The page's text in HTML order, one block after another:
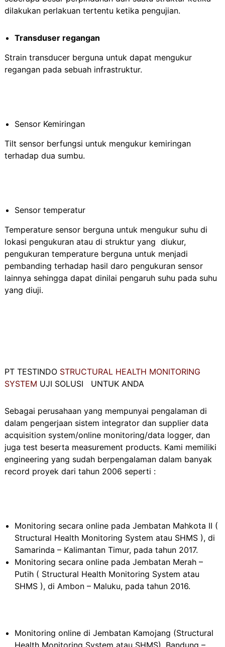
dilakukan perlakuan tertentu ketika pengujian.
Transduser regangan
Strain transducer berguna untuk dapat mengukur
regangan pada sebuah infrastruktur.
Sensor Kemiringan
Tilt sensor berfungsi untuk mengukur kemiringan
terhadap dua sumbu.
Sensor temperatur
Temperature sensor berguna untuk mengukur suhu di
lokasi pengukuran atau di struktur yang diukur,
pengukuran temperature berguna untuk menjadi
pembanding terhadap hasil daro pengukuran sensor
lainnya sehingga dapat dinilai pengaruh suhu pada suhu
yang diuji.
PT TESTINDO STRUCTURAL HEALTH MONITORING
SYSTEM UJI SOLUSI UNTUK ANDA
Sebagai perusahaan yang mempunyai pengalaman di
dalam pengerjaan sistem integrator dan supplier data
acquisition system/online monitoring/data logger, dan
juga test beserta measurement products. Kami memiliki
engineering yang sudah berpengalaman dalam banyak
record proyek dari tahun 2006 seperti :
Monitoring secara online pada Jembatan Mahkota II (
Structural Health Monitoring System atau SHMS ), di
Samarinda – Kalimantan Timur, pada tahun 2017.
Monitoring secara online pada Jembatan Merah –
Putih ( Structural Health Monitoring System atau
SHMS ), di Ambon – Maluku, pada tahun 2016.
Monitoring online di Jembatan Kamojang (Structural
Health Monitoring System atau SHMS), Bandung –